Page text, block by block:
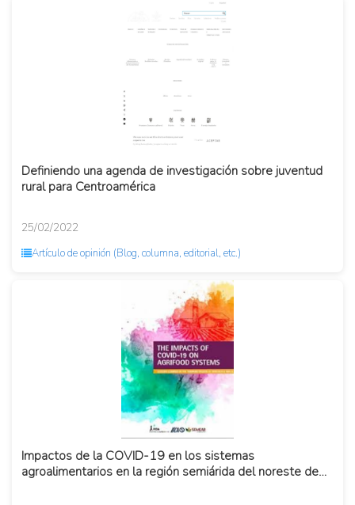
Definiendo una agenda de investigación sobre juventud
rural para Centroamérica
25/02/2022
Artículo de opinión (Blog, columna, editorial, etc.)
Impactos de la COVID-19 en los sistemas
agroalimentarios en la región semiárida del noreste de